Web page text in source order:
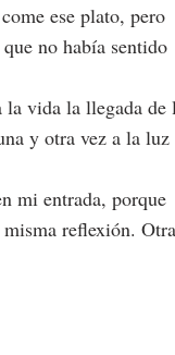
ese plato, pero
no había sentido
la vida la llegada de
y otra vez a la luz
mi entrada, porque
reflexión. Otra